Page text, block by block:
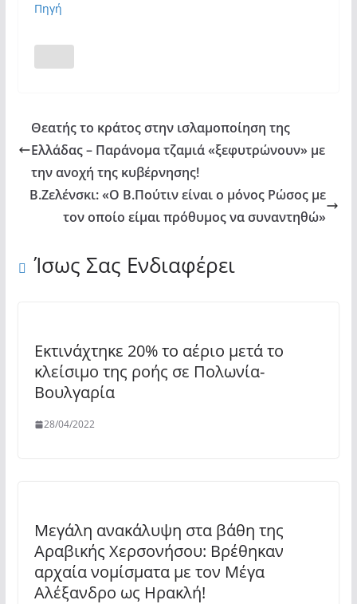
Πηγή
Θεατής το κράτος στην ισλαμοποίηση της
Ελλάδας – Παράνομα τζαμιά «ξεφυτρώνουν» με
την ανοχή της κυβέρνησης!
Β.Ζελένσκι: «Ο Β.Πούτιν είναι ο μόνος Ρώσος με
τον οποίο είμαι πρόθυμος να συναντηθώ»
Ίσως Σας Ενδιαφέρει
Εκτινάχτηκε 20% το αέριο μετά το
κλείσιμο της ροής σε Πολωνία-
Βουλγαρία
28/04/2022
Μεγάλη ανακάλυψη στα βάθη της
Αραβικής Χερσονήσου: Βρέθηκαν
αρχαία νομίσματα με τον Μέγα
Αλέξανδρο ως Ηρακλή!